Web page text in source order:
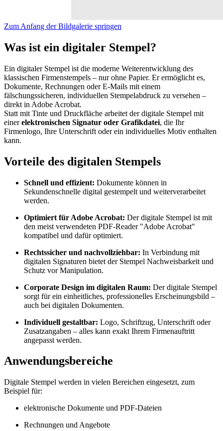
Zum Anfang der Bildgalerie springen
Was ist ein digitaler Stempel?
Ein digitaler Stempel ist die moderne Weiterentwicklung des
klassischen Firmenstempels – nur ohne Papier. Er ermöglicht es,
Dokumente, Rechnungen oder E-Mails mit einem
fälschungssicheren, individuellen Stempelabdruck zu versehen –
direkt in Adobe Acrobat.
Statt mit Tinte und Druckfläche arbeitet der digitale Stempel mit
einerelektronischen Signatur oder Grafikdatei, die Ihr
Firmenlogo, Ihre Unterschrift oder ein individuelles Motiv enthalten
kann.
Vorteile des digitalen Stempels
Schnell und effizient: Dokumente können in
Sekundenschnelle digital gestempelt und weiterverarbeitet
werden.
Optimiert für Adobe Acrobat: Der digitale Stempel ist mit
den meist verwendeten PDF-Reader "Adobe Acrobat"
kompatibel und dafür optimiert.
Rechtssicher und nachvollziehbar: In Verbindung mit
digitalen Signaturen bietet der Stempel Nachweisbarkeit und
Schutz vor Manipulation.
Corporate Design im digitalen Raum: Der digitale Stempel
sorgt für ein einheitliches, professionelles Erscheinungsbild –
auch bei digitalen Dokumenten.
Individuell gestaltbar: Logo, Schriftzug, Unterschrift oder
Zusatzangaben – alles kann exakt Ihrem Firmenauftritt
angepasst werden.
Anwendungsbereiche
Digitale Stempel werden in vielen Bereichen eingesetzt, zum
Beispiel für:
elektronische Dokumente und PDF-Dateien
Rechnungen und Angebote